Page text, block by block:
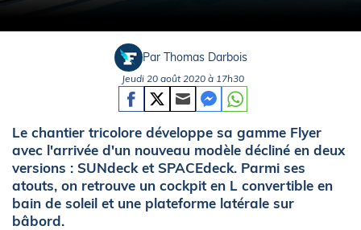
Par Thomas Darbois
Jeudi 20 août 2020 à 17h30
Le chantier tricolore développe sa gamme Flyer
avec l'arrivée d'un nouveau modèle décliné en deux
versions : SUNdeck et SPACEdeck. Parmi ses
atouts, on retrouve un cockpit en L convertible en
bain de soleil et une plateforme latérale sur
bâbord.